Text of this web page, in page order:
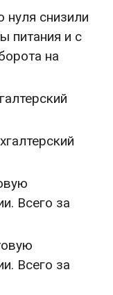
снизили
питания и с
на
Всего за
Всего за